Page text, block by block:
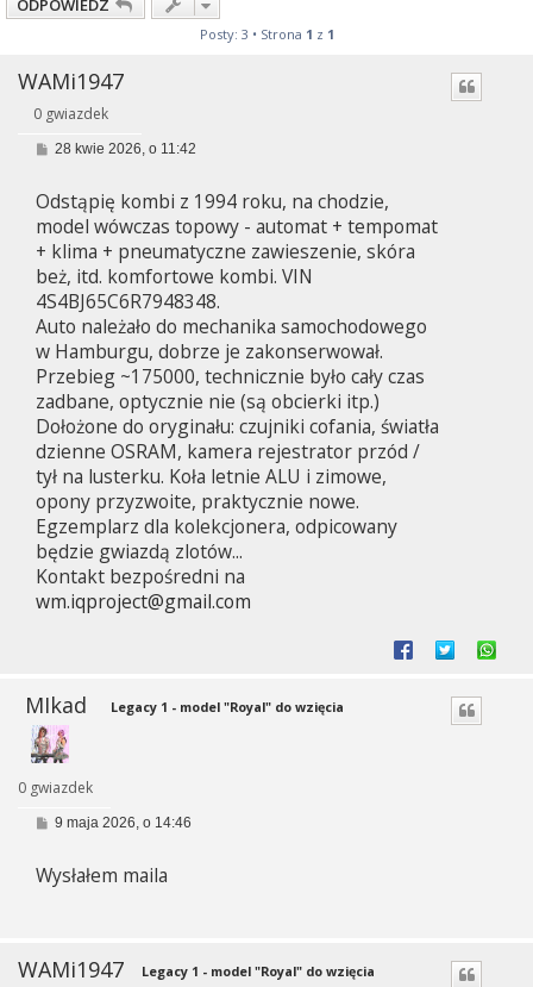
ODPOWIEDZ
Posty: 3 • Strona 1 z 1
WAMi1947
0 gwiazdek
P
t
28 kwie 2026, o 11:42
Odstąpię kombi z 1994 roku, na chodzie,
model wówczas topowy - automat + tempomat
+ klima + pneumatyczne zawieszenie, skóra
beż, itd. komfortowe kombi. VIN
4S4BJ65C6R7948348.
Auto należało do mechanika samochodowego
w Hamburgu, dobrze je zakonserwował.
Przebieg ~175000, technicznie było cały czas
zadbane, optycznie nie (są obcierki itp.)
Dołożone do oryginału: czujniki cofania, światła
dzienne OSRAM, kamera rejestrator przód /
tył na lusterku. Koła letnie ALU i zimowe,
opony przyzwoite, praktycznie nowe.
Egzemplarz dla kolekcjonera, odpicowany
będzie gwiazdą zlotów...
Kontakt bezpośredni na
wm.iqproject@gmail.com
MIkad
0 gwiazdek
Legacy 1 - model "Royal" do wzięcia
P
t
9 maja 2026, o 14:46
Wysłałem maila
WAMi1947 Legacy 1 - model "Royal" do wzięcia